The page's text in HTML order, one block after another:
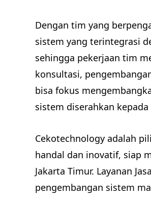
Dengan tim yang
sistem yang terintegrasi
sehingga pekerjaan tim
konsultasi,
bisa fokus
sistem diserahkan
Cekotechnology adalah
handal dan inovatif, siap
Jakarta Timur. Layanan
pengembangan sistem